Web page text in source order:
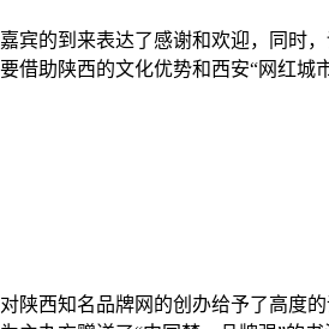
宾的到来表达了感谢和欢迎，同时
借助陕西的文化优势和西安“网红城
陕西知名品牌网的创办给予了高度